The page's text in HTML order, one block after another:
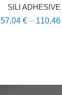
SILI ADHESIVE
57,04 € – 110,46